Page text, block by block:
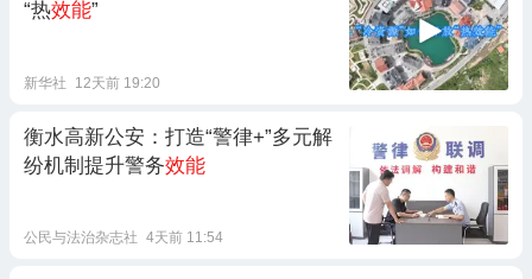
“热效能”
新华社 12天前 19:20
衡水高新公安：打造“警律+”多元解
纷机制提升警务效能
公民与法治杂志社 4天前 11:54